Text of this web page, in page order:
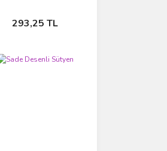
293,25 TL
Sepete Ekle